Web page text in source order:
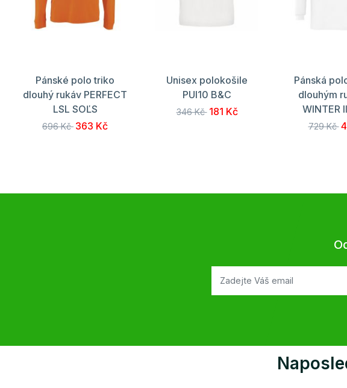
Pánské polo triko
dlouhý rukáv PERFECT
LSL SOĽS
696 Kč 363 Kč
Unisex polokošile
PUI10 B&C
346 Kč 181 Kč
Pánská
dlouhým
WINTER
729 Kč